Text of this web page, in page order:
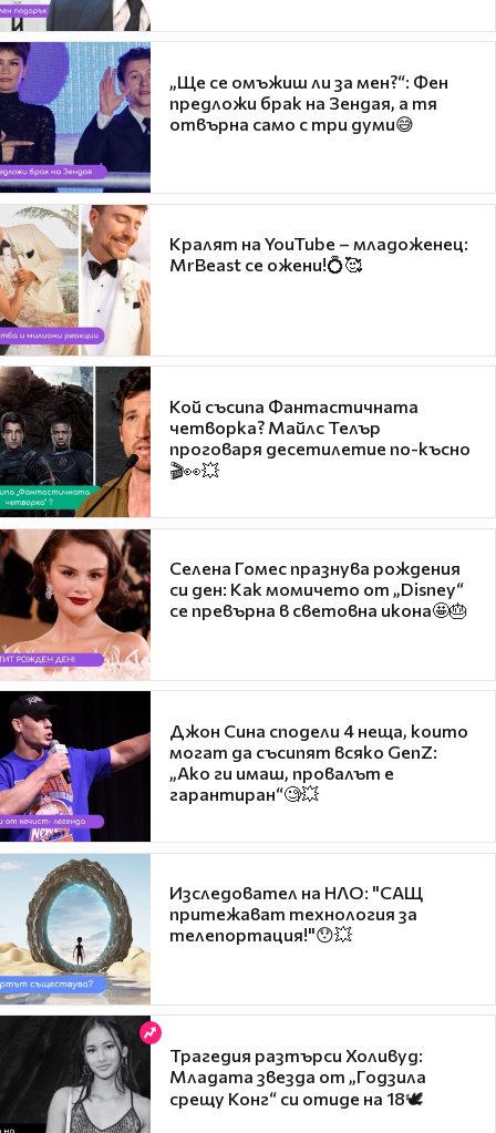
„Ще се омъжиш ли за мен?“: Фен
предложи брак на Зендая, а тя
отвърна само с три думи😅
Кралят на YouTube – младоженец:
MrBeast се ожени!💍🥰
Кой съсипа Фантастичната
четворка? Майлс Телър
проговаря десетилетие по-късно
🎬👀💥
Селена Гомес празнува рождения
си ден: Как момичето от „Disney“
се превърна в световна икона🤩🎂
Джон Сина сподели 4 неща, които
могат да съсипят всяко GenZ:
„Ако ги имаш, провалът е
гарантиран“🧐💥
Изследовател на НЛО: "САЩ
притежават технология за
телепортация!"😯💥
Трагедия разтърси Холивуд:
Младата звезда от „Годзила
срещу Конг“ си отиде на 18🕊️